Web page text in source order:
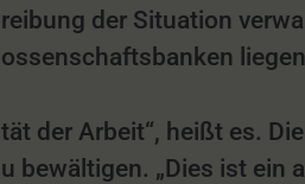
der Situation
der Arbeit“, heißt es.
„Dies ist ein